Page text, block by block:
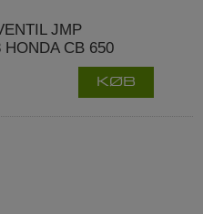
JMP
HONDA CB 650
KØB